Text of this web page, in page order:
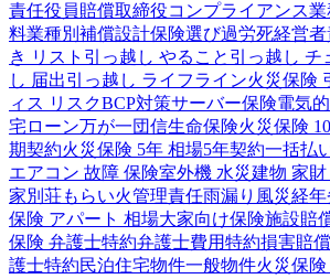
責任役員賠償取締役コンプライアンス業
料業種別 補償設計保険選び過労死経営
き リスト 引っ越し やること 引っ越し チ
し 届出引っ越し ライフライン火災保険
ィス リスクBCP対策サーバー保険電気
宅ローン万が一団信生命保険火災保険
期契約火災保険 5年 相場5年契約一括払
エアコン 故障 保険室外機 水災建物 家財
家別荘もらい火管理責任雨漏り 風災経
保険 アパート 相場大家向け保険施設賠
保険 弁護士特約弁護士費用特約損害賠
護士特約民泊住宅物件一般物件火災保